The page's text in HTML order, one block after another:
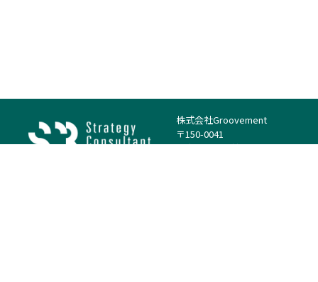
株式会社Groovement
〒150-0041
東京都渋谷区神南1丁目23−14